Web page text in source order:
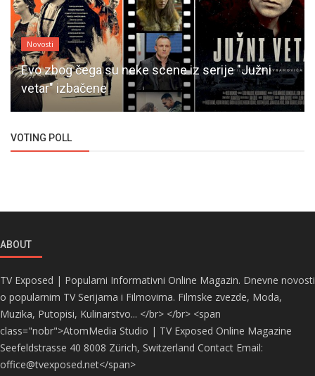
Novosti
Evo zbog čega su neke scene iz serije "Južni
vetar" izbačene
VOTING POLL
ABOUT
TV Exposed | Popularni Informativni Online Magazin. Dnevne novosti
o popularnim TV Serijama i Filmovima. Filmske zvezde, Moda,
Muzika, Putopisi, Kulinarstvo... </br> </br> <span
class="nobr">AtomMedia Studio | TV Exposed Online Magazine
Seefeldstrasse 40 8008 Zürich, Switzerland Contact Email:
office@tvexposed.net</span>